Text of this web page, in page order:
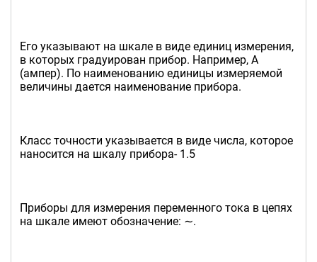
Его указывают на шкале в виде единиц измерения,
в которых градуирован прибор. Например, А
(ампер). По наименованию единицы измеряемой
величины дается наименование прибора.
Класс точности указывается в виде числа, которое
наносится на шкалу прибора- 1.5
Приборы для измерения переменного тока в цепях
на шкале имеют обозначение: ∼.